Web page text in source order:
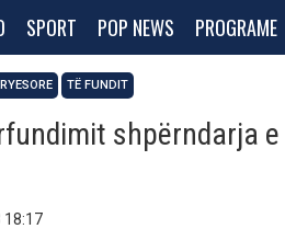
SPORT POP NEWS PROGRAME
TË FUNDIT
shpërndarja